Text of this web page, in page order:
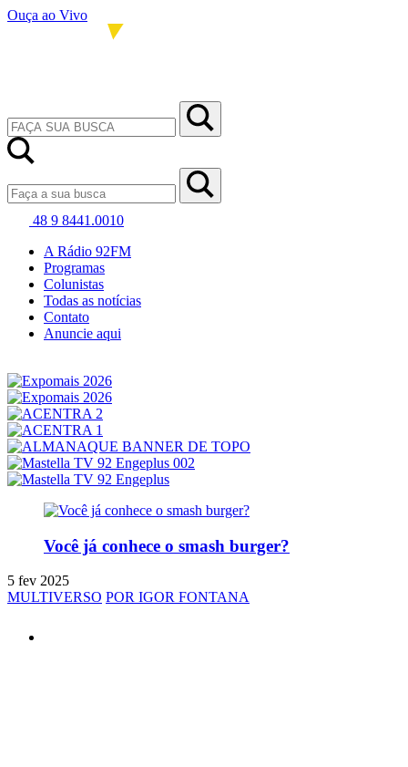
Ouça ao Vivo
48 9 8441.0010
A Rádio 92FM
Programas
Colunistas
Todas as notícias
Contato
Anuncie aqui
Você já conhece o smash burger?
5 fev 2025
MULTIVERSO POR IGOR FONTANA